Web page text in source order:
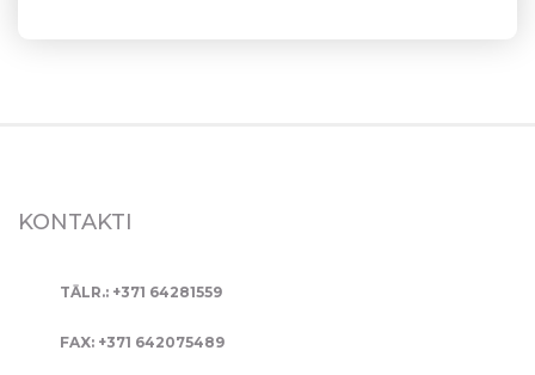
KONTAKTI
TĀLR.: +371 64281559
FAX: +371 642075489